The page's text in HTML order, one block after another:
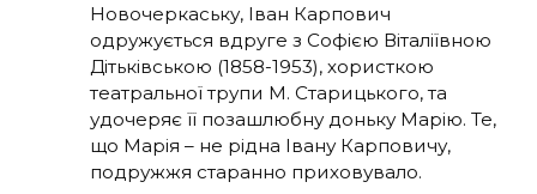
Новочеркаську, Іван Карпович
одружується вдруге з Софією Віталіївною
Дітьківською (1858-1953), хористкою
театральної трупи М. Старицького, та
удочеряє її позашлюбну доньку Марію. Те,
що Марія – не рідна Івану Карповичу,
подружжя старанно приховувало.